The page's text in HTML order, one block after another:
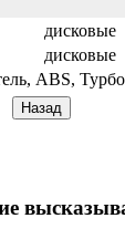
дисковые
дисковые
ABS,